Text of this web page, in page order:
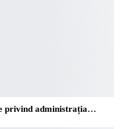
privind administrația…